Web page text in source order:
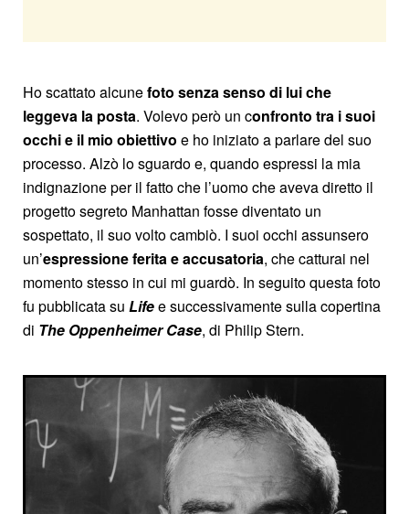
Ho scattato alcunefoto senza senso di lui che
leggeva la posta. Volevo però un confronto tra i suoi
occhi e il mio obiettivo e ho iniziato a parlare del suo
processo. Alzò lo sguardo e, quando espressi la mia
indignazione per il fatto che l’uomo che aveva diretto il
progetto segreto Manhattan fosse diventato un
sospettato, il suo volto cambiò. I suoi occhi assunsero
un’espressione feritaeaccusatoria, che catturai nel
momento stesso in cui mi guardò. In seguito questa foto
fu pubblicata su Lifee successivamente sulla copertina
di The Oppenheimer Case, di Philip Stern.